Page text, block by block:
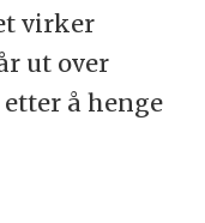
virker
ut over
å henge